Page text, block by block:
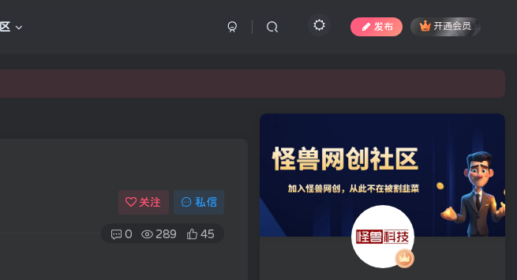
发布 开通会员
关注 私信
0 289 45